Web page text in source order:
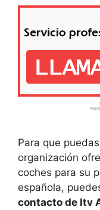
Para que
organización
coches para su
española,
contacto de Itv